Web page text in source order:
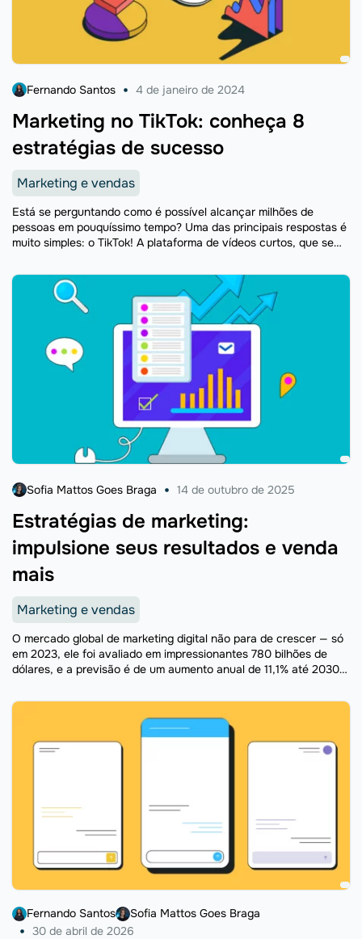
Marketing no TikTok: conheça 8
estratégias de sucesso
Fernando Santos 4 de janeiro de 2024
Marketing e vendas
Está se perguntando como é possível alcançar milhões de
pessoas em pouquíssimo tempo? Uma das principais respostas é
muito simples: o TikTok! A plataforma de vídeos curtos, que se
Estratégias de marketing:
impulsione seus resultados e venda
mais
Sofia Mattos Goes Braga 14 de outubro de 2025
Marketing e vendas
O mercado global de marketing digital não para de crescer — só
em 2023, ele foi avaliado em impressionantes 780 bilhões de
dólares, e a previsão é de um aumento anual de 11,1% até 2030.
Fernando Santos
Sofia Mattos Goes Braga
30 de abril de 2026